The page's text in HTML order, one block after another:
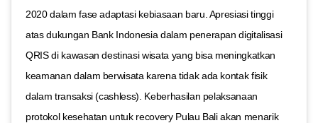
2020 dalam fase adaptasi kebiasaan baru. Apresiasi tinggi
atas dukungan Bank Indonesia dalam penerapan digitalisasi
QRIS di kawasan destinasi wisata yang bisa meningkatkan
keamanan dalam berwisata karena tidak ada kontak fisik
dalam transaksi (cashless). Keberhasilan pelaksanaan
protokol kesehatan untuk recovery Pulau Bali akan menarik